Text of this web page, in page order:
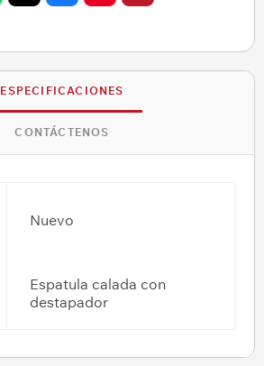
ESPECIFICACIONES
CONTÁCTENOS
Nuevo
Espatula calada con
destapador